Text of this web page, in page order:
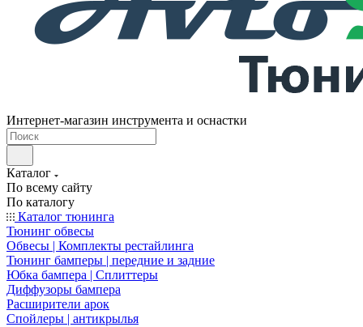
Интернет-магазин инструмента и оснастки
Каталог
По всему сайту
По каталогу
Каталог тюнинга
Тюнинг обвесы
Обвесы | Комплекты рестайлинга
Тюнинг бамперы | передние и задние
Юбка бампера | Сплиттеры
Диффузоры бампера
Расширители арок
Спойлеры | антикрылья